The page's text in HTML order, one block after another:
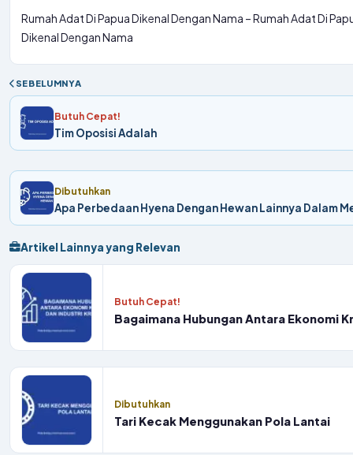
Rumah Adat Di Papua Dikenal Dengan Nama – Rumah Adat Di
Dikenal Dengan Nama
SEBELUMNYA
Butuh Cepat!
Tim Oposisi Adalah
Dibutuhkan
Apa Perbedaan Hyena Dengan Hewan Lainnya Dalam
Artikel Lainnya yang Relevan
Butuh Cepat!
Bagaimana Hubungan Antara Ekonomi
Dibutuhkan
Tari Kecak Menggunakan Pola Lantai